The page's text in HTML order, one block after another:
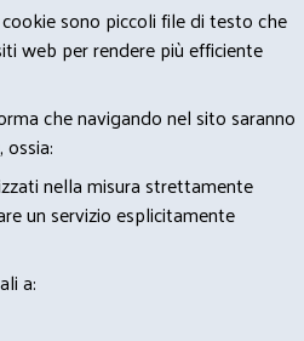
sono piccoli file di testo che
web per rendere più efficiente
che navigando nel sito saranno
nella misura strettamente
un servizio esplicitamente
a: